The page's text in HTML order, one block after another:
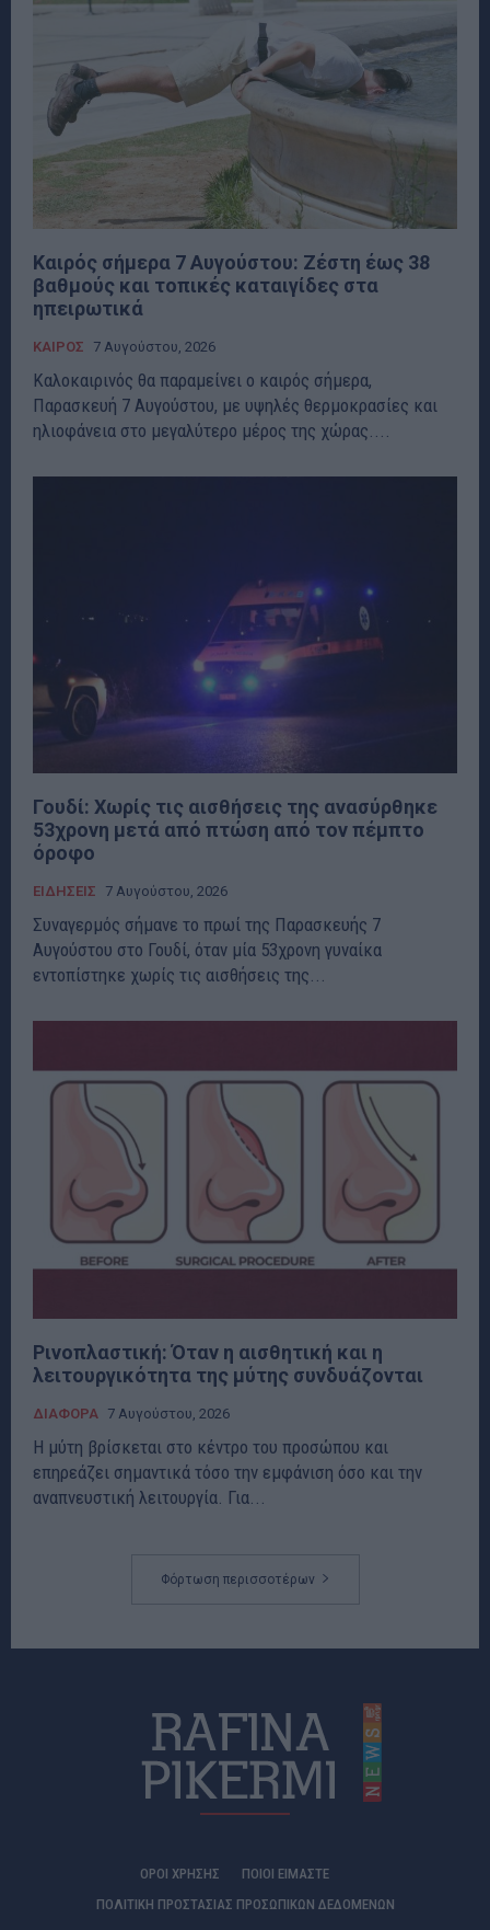
Καιρός σήμερα 7 Αυγούστου: Ζέστη έως 38
βαθμούς και τοπικές καταιγίδες στα
ηπειρωτικά
ΚΑΙΡΟΣ 7 Αυγούστου, 2026
Καλοκαιρινός θα παραμείνει ο καιρός σήμερα,
Παρασκευή 7 Αυγούστου, με υψηλές θερμοκρασίες και
ηλιοφάνεια στο μεγαλύτερο μέρος της χώρας....
Γουδί: Χωρίς τις αισθήσεις της ανασύρθηκε
53χρονη μετά από πτώση από τον πέμπτο
όροφο
ΕΙΔΗΣΕΙΣ 7 Αυγούστου, 2026
Συναγερμός σήμανε το πρωί της Παρασκευής 7
Αυγούστου στο Γουδί, όταν μία 53χρονη γυναίκα
εντοπίστηκε χωρίς τις αισθήσεις της...
Ρινοπλαστική: Όταν η αισθητική και η
λειτουργικότητα της μύτης συνδυάζονται
ΔΙΑΦΟΡΑ 7 Αυγούστου, 2026
Η μύτη βρίσκεται στο κέντρο του προσώπου και
επηρεάζει σημαντικά τόσο την εμφάνιση όσο και την
αναπνευστική λειτουργία. Για...
Φόρτωση περισσοτέρων
ΟΡΟΙ ΧΡΗΣΗΣ
ΠΟΙΟΊ ΕΊΜΑΣΤΕ
ΠΟΛΙΤΙΚΗ ΠΡΟΣΤΑΣΙΑΣ ΠΡΟΣΩΠΙΚΩΝ ΔΕΔΟΜΕΝΩΝ